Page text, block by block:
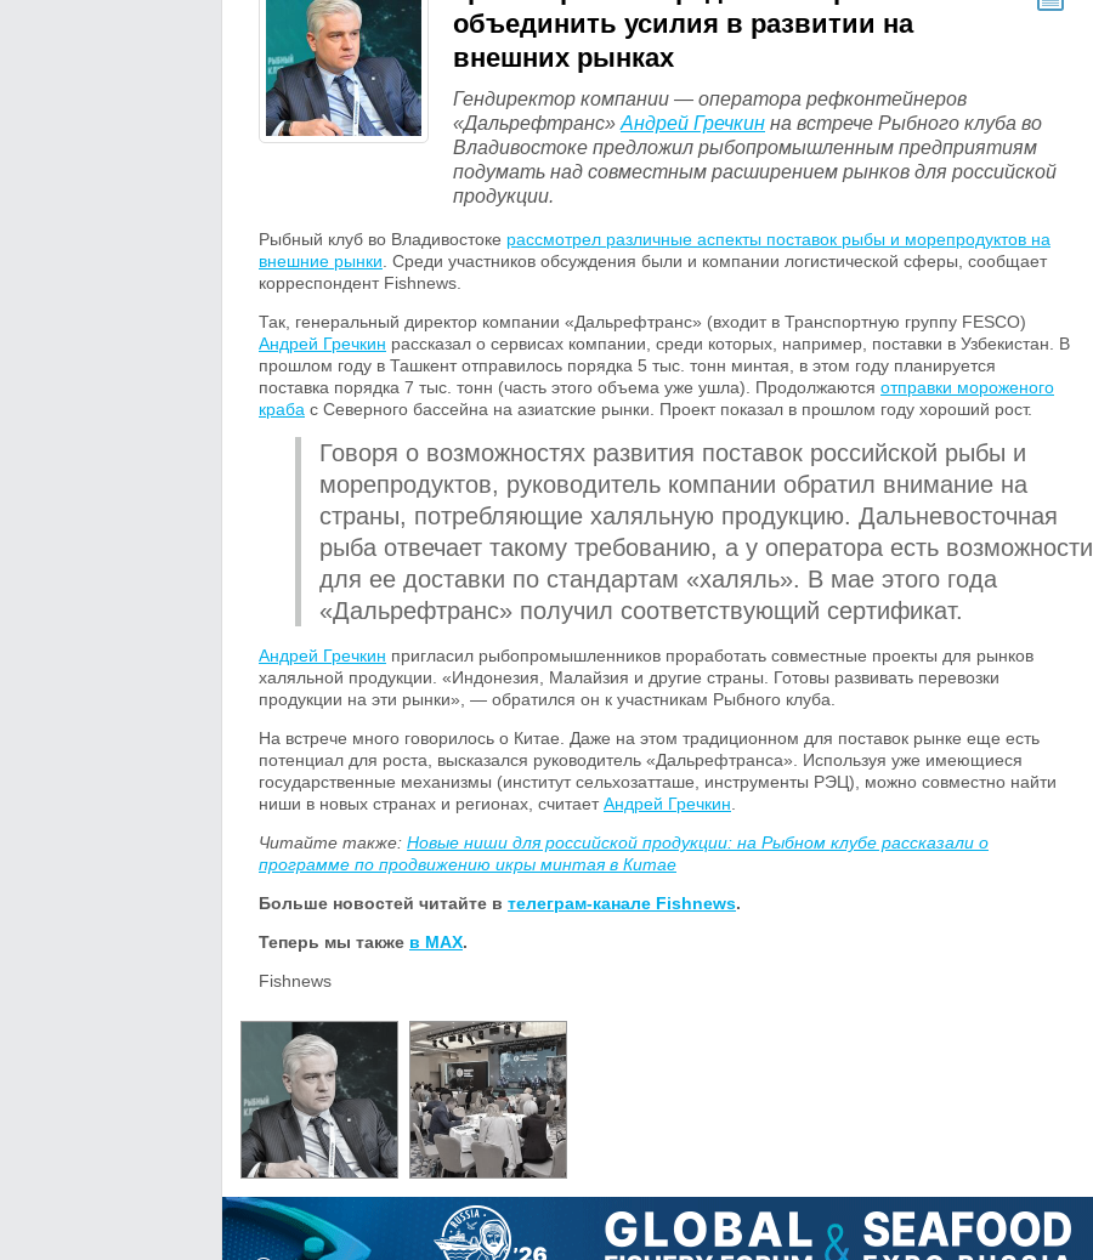
объединить усилия в развитии на
внешних рынках
Гендиректор компании — оператора рефконтейнеров
«Дальрефтранс» Андрей Гречкин на встрече Рыбного клуба во
Владивостоке предложил рыбопромышленным предприятиям
подумать над совместным расширением рынков для российской
продукции.
Рыбный клуб во Владивостоке рассмотрел различные аспекты поставок рыбы и морепродуктов на
внешние рынки . Среди участников обсуждения были и компании логистической сферы, сообщает
корреспондент Fishnews.
Так, генеральный директор компании «Дальрефтранс» (входит в Транспортную группу FESCO)
Андрей Гречкин рассказал о сервисах компании, среди которых, например, поставки в Узбекистан. В
прошлом году в Ташкент отправилось порядка 5 тыс. тонн минтая, в этом году планируется
поставка порядка 7 тыс. тонн (часть этого объема уже ушла). Продолжаются отправки мороженого
краба с Северного бассейна на азиатские рынки. Проект показал в прошлом году хороший рост.
Говоря о возможностях развития поставок российской рыбы и
морепродуктов, руководитель компании обратил внимание на
страны, потребляющие халяльную продукцию. Дальневосточная
рыба отвечает такому требованию, а у оператора есть возможности
для ее доставки по стандартам «халяль». В мае этого года
«Дальрефтранс» получил соответствующий сертификат.
Андрей Гречкин пригласил рыбопромышленников проработать совместные проекты для рынков
халяльной продукции. «Индонезия, Малайзия и другие страны. Готовы развивать перевозки
продукции на эти рынки», — обратился он к участникам Рыбного клуба.
На встрече много говорилось о Китае. Даже на этом традиционном для поставок рынке еще есть
потенциал для роста, высказался руководитель «Дальрефтранса». Используя уже имеющиеся
государственные механизмы (институт сельхозатташе, инструменты РЭЦ), можно совместно найти
ниши в новых странах и регионах, считаетАндрей Гречкин
Читайте также: Новые ниши для российской продукции: на Рыбном клубе рассказали о
программе по продвижению икры минтая в Китае
Больше новостей читайте в телеграм-канале Fishnews.
Теперь мы также в MAX.
Fishnews